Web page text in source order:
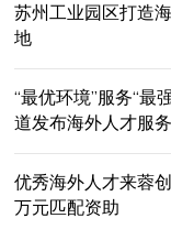
苏州工业园区打造
地
“最优环境”服务“最
道发布海外人才服
优秀海外人才来蓉
万元匹配资助